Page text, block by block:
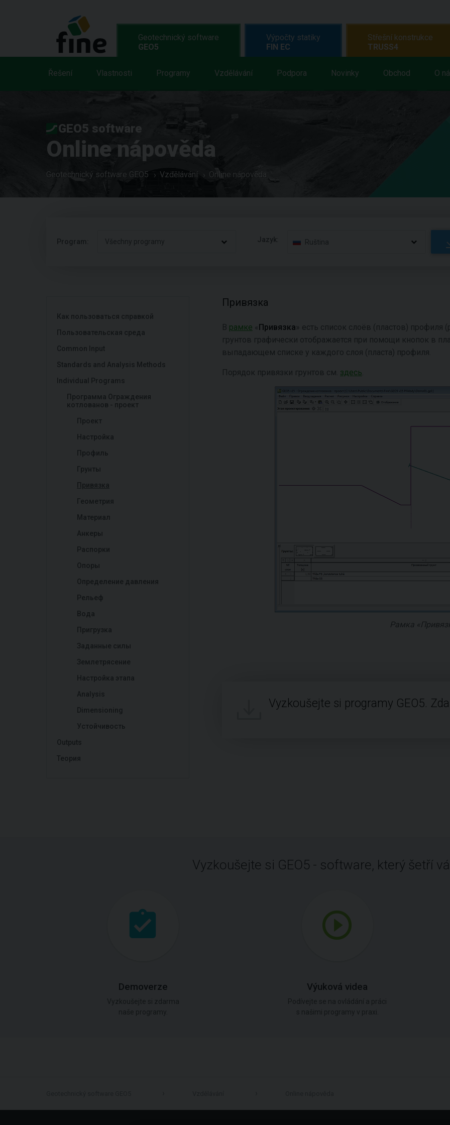
Geotechnický software
GEO5
Řešení Vlastnosti Programy Vzdělávání Podpora Novinky Obchod O
Výpočty statiky
FIN EC
Střešní konstrukce
TRUSS4
GEO5 software
Online nápověda
Geotechnický software GEO5 Vzdělávání Online nápověda
Program: Všechny programy Jazyk: Ruština
Как пользоваться справкой
Пользовательская среда
Common Input
Standards and Analysis Methods
Individual Programs
Программа Ограждения
котлованов - проект
Проект
Настройка
Профиль
Грунты
Привязка
Геометрия
Материал
Анкеры
Распорки
Опоры
Определение давления
Рельеф
Вода
Пригрузка
Заданные силы
Землетрясение
Настройка этапа
Analysis
Dimensioning
Устойчивость
Outputs
Теория
Привязка
В рамке « Привязка » есть список слоёв (пластов)
грунтов графически отображается при помощи кнопок в
выпадающем списке у каждого слоя (пласта) профиля.
Порядок привязки грунтов см. здесь
Рамка
Vyzkoušejte si programy GEO5.
Vyzkoušejte si GEO5 - software, který šetří
Demoverze Výuková videa